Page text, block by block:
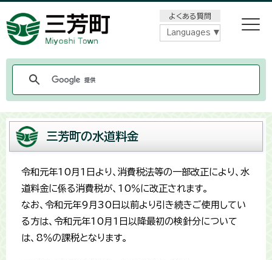
よくある質問
Languages
三芳町の水道料金
令和元年10月1日より、消費税法等の一部改正により、水
道料金に係る消費税が、10％に改正されます。
なお、令和元年9月30日以前より引き続きご使用してい
る方は、令和元年10月1日以降最初の検針分について
は、8％の課税となります。